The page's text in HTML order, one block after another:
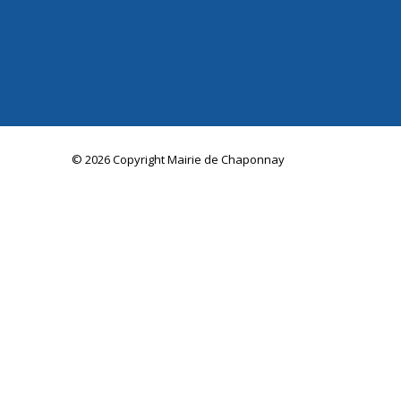
© 2026 Copyright Mairie de Chaponnay